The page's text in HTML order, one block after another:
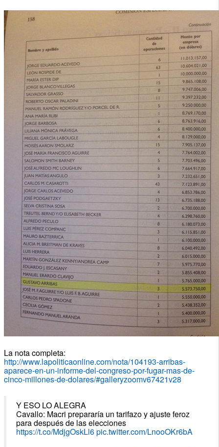
La nota completa:
http://www.lapoliticaonline.com/nota/104193-arribas-
aparece-en-un-informe-del-congreso-por-fugar-mas-de-
cinco-millones-de-dolares/#galleryzoomv67421v28
Y ESO LO ALEGRA
Cavallo: Macri prepararía un tarifazo y ajuste feroz
para después de las elecciones
https://t.co/MdjgOskLl6pic.twitter.com/LnooOKr6bA